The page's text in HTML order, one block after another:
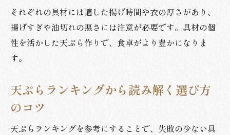
それぞれの具材には適した揚げ時間や衣の厚さがあり、
揚げすぎや油切れの悪さには注意が必要です。具材の個
性を活かした天ぷら作りで、食卓がより豊かになりま
す。
天ぷらランキングから読み解く選び方
のコツ
天ぷらランキングを参考にすることで、失敗の少ない具